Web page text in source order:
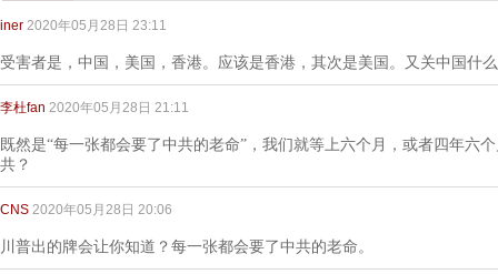
iner 2020年05月28日 23:11
受害者是，中国，美国，香港。应该是香港，其次是美国。又关中国什
李杜fan 2020年05月28日 21:11
既然是“每一张都会要了中共的老命”，我们就等上六个月，或者四年六
共？
CNS 2020年05月28日 20:06
川普出的牌会让你知道？每一张都会要了中共的老命。